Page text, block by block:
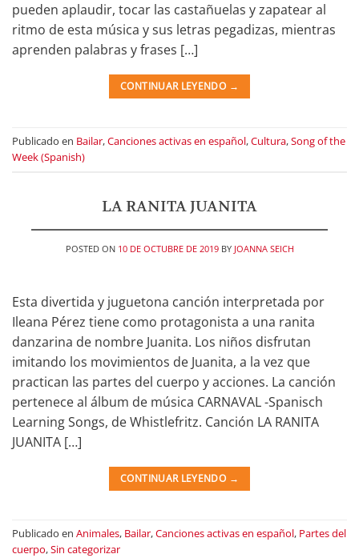
pueden aplaudir, tocar las castañuelas y zapatear al
ritmo de esta música y sus letras pegadizas, mientras
aprenden palabras y frases […]
CONTINUAR LEYENDO →
Publicado en Bailar,Canciones activas en español,Cultura,Song of the
Week (Spanish)
LA RANITA JUANITA
POSTED ON 10 DE OCTUBRE DE 2019 BY JOANNA SEICH
Esta divertida y juguetona canción interpretada por
Ileana Pérez tiene como protagonista a una ranita
danzarina de nombre Juanita. Los niños disfrutan
imitando los movimientos de Juanita, a la vez que
practican las partes del cuerpo y acciones. La canción
pertenece al álbum de música CARNAVAL -Spanisch
Learning Songs, de Whistlefritz. Canción LA RANITA
JUANITA […]
CONTINUAR LEYENDO →
Publicado en Animales, Bailar,Canciones activas en español, Partes del
cuerpo,Sin categorizar